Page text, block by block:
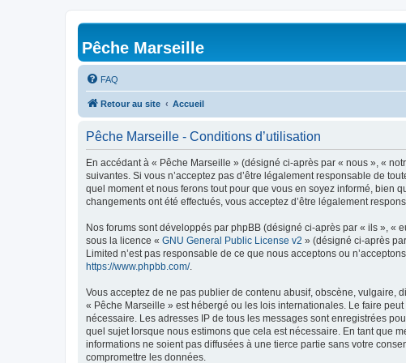
Pêche Marseille
FAQ
Retour au site Accueil
Pêche Marseille - Conditions d’utilisation
En accédant à « Pêche Marseille » (désigné ci-après par « nous », «
suivantes. Si vous n’acceptez pas d’être légalement responsable de
quel moment et nous ferons tout pour que vous en soyez informé, bien
changements ont été effectués, vous acceptez d’être légalement
Nos forums sont développés par phpBB (désigné ci-après par « ils », «
sous la licence « GNU General Public License v2 » (désigné ci-après
Limited n’est pas responsable de ce que nous acceptons ou
https://www.phpbb.com/.
Vous acceptez de ne pas publier de contenu abusif, obscène, vulgaire,
« Pêche Marseille » est hébergé ou les lois internationales. Le faire
nécessaire. Les adresses IP de tous les messages sont enregistrées
quel sujet lorsque nous estimons que cela est nécessaire. En tant que
informations ne soient pas diffusées à une tierce partie sans votre
compromettre les données.